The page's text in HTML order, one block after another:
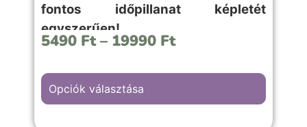
fontos időpillanat képletét
egyszerűen!
Az “Éjszakai természet” hátterű kép
5490 Ft – 19990 Ft
Opciók választása